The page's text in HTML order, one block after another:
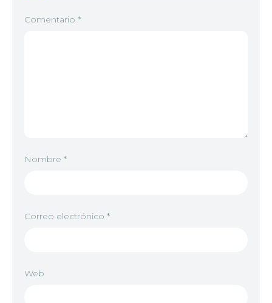
Comentario *
Nombre *
Correo electrónico *
Web